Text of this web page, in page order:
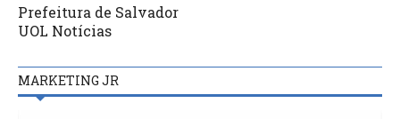
Prefeitura de Salvador
UOL Notícias
MARKETING JR